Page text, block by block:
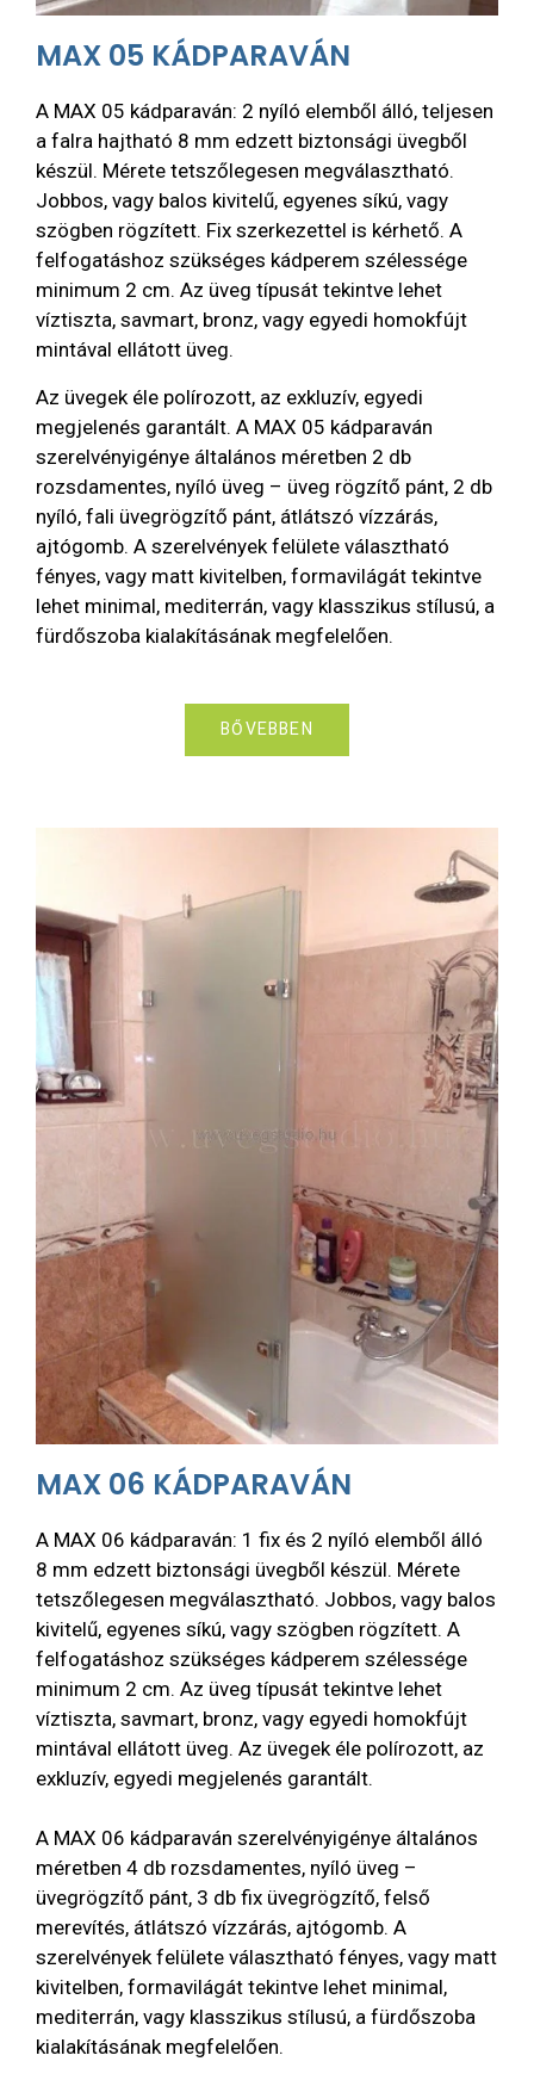
MAX 05 KÁDPARAVÁN
A MAX 05 kádparaván: 2 nyíló elemből álló, teljesen
a falra hajtható 8 mm edzett biztonsági üvegből
készül. Mérete tetszőlegesen megválasztható.
Jobbos, vagy balos kivitelű, egyenes síkú, vagy
szögben rögzített. Fix szerkezettel is kérhető. A
felfogatáshoz szükséges kádperem szélessége
minimum 2 cm. Az üveg típusát tekintve lehet
víztiszta, savmart, bronz, vagy egyedi homokfújt
mintával ellátott üveg.
Az üvegek éle polírozott, az exkluzív, egyedi
megjelenés garantált. A MAX 05 kádparaván
szerelvényigénye általános méretben 2 db
rozsdamentes, nyíló üveg – üveg rögzítő pánt, 2 db
nyíló, fali üvegrögzítő pánt, átlátszó vízzárás,
ajtógomb. A szerelvények felülete választható
fényes, vagy matt kivitelben, formavilágát tekintve
lehet minimal, mediterrán, vagy klasszikus stílusú, a
fürdőszoba kialakításának megfelelően.
BŐVEBBEN
MAX 06 KÁDPARAVÁN
A MAX 06 kádparaván: 1 fix és 2 nyíló elemből álló
8 mm edzett biztonsági üvegből készül. Mérete
tetszőlegesen megválasztható. Jobbos, vagy balos
kivitelű, egyenes síkú, vagy szögben rögzített. A
felfogatáshoz szükséges kádperem szélessége
minimum 2 cm. Az üveg típusát tekintve lehet
víztiszta, savmart, bronz, vagy egyedi homokfújt
mintával ellátott üveg. Az üvegek éle polírozott, az
exkluzív, egyedi megjelenés garantált.
A MAX 06 kádparaván szerelvényigénye általános
méretben 4 db rozsdamentes, nyíló üveg –
üvegrögzítő pánt, 3 db fix üvegrögzítő, felső
merevítés, átlátszó vízzárás, ajtógomb. A
szerelvények felülete választható fényes, vagy matt
kivitelben, formavilágát tekintve lehet minimal,
mediterrán, vagy klasszikus stílusú, a fürdőszoba
kialakításának megfelelően.